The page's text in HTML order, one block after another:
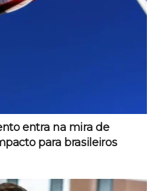
entra na mira de
para brasileiros